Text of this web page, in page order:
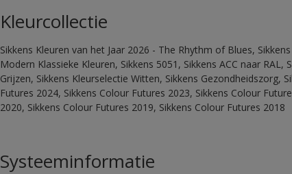
Kleurcollectie
Sikkens Kleuren van het Jaar 2026 - The Rhythm of Blues,
Modern Klassieke Kleuren, Sikkens 5051, Sikkens ACC naar
Grijzen, Sikkens Kleurselectie Witten, Sikkens Gezondheidszorg,
Futures 2024, Sikkens Colour Futures 2023, Sikkens Colour
2020, Sikkens Colour Futures 2019, Sikkens Colour Futures 2018
Systeeminformatie